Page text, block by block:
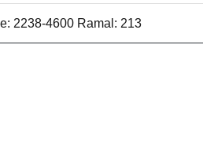
2238-4600 Ramal: 213